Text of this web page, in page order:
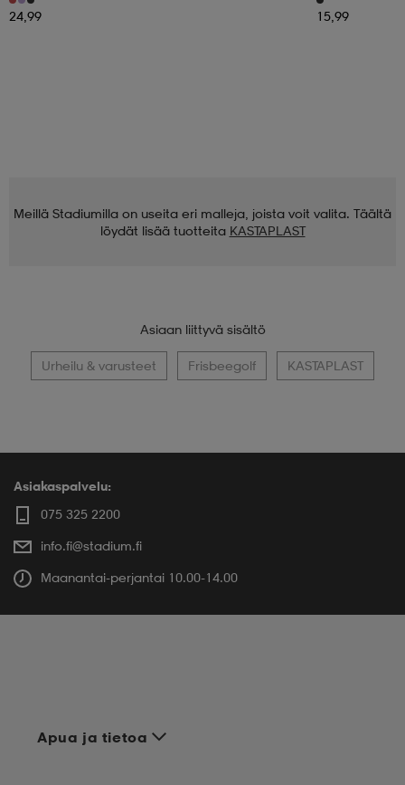
24,99 15,99
Meillä Stadiumilla on useita eri malleja, joista voit valita. Täältä
löydät lisää tuotteita KASTAPLAST
Asiaan liittyvä sisältö
Urheilu & varusteet Frisbeegolf KASTAPLAST
Asiakaspalvelu:
075 325 2200
info.fi@stadium.fi
Maanantai-perjantai 10.00-14.00
Apua ja tietoa